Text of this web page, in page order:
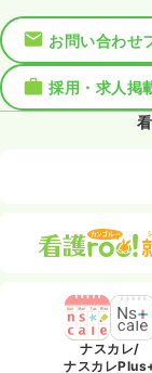
お問い合わせ
採用・求人掲
ナスカレ/
ナスカレ